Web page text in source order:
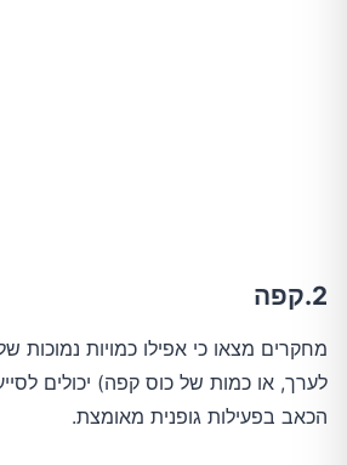
2.קפה
לערך, או כמות של כוס קפה) יכולים
הכאב בפעילות גופנית מאומצת.